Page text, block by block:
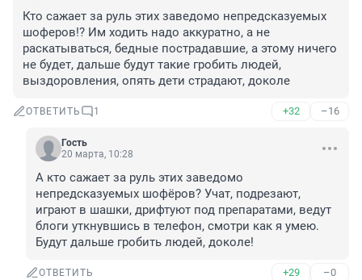
Кто сажает за руль этих заведомо непредсказуемых
шоферов!? Им ходить надо аккуратно, а не
раскатываться, бедные пострадавшие, а этому ничего
не будет, дальше будут такие гробить людей,
выздоровления, опять дети страдают, доколе
ОТВЕТИТЬ 1 +32 –16
Гость
20 марта, 10:28
А кто сажает за руль этих заведомо
непредсказуемых шофёров? Учат, подрезают,
играют в шашки, дрифтуют под препаратами, ведут
блоги уткнувшись в телефон, смотри как я умею.
Будут дальше гробить людей, доколе!
ОТВЕТИТЬ +29 –0